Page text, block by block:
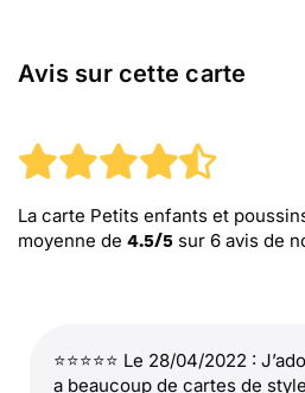
Avis sur cette carte
La carte Petits enfants et
moyenne de 4.5/5 sur 6 avis de
⭐⭐⭐⭐⭐ Le 28/04/2022 :
a beaucoup de cartes de